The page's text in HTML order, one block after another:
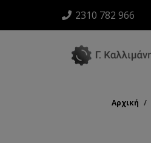
2310 782 966
Αρχική /